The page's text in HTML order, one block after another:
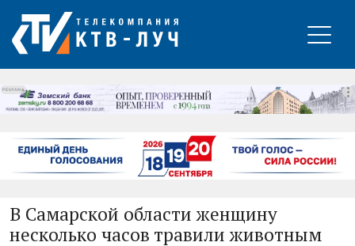
РЕКЛАМА
В Самарской области женщину
несколько часов травили животным